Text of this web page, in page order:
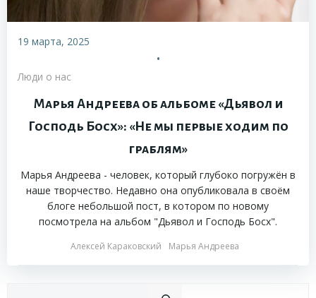
19 марта, 2025
•
Люди о нас
Марья Андреева об альбоме «Дьявол и
Господь Босх»: «Не мы первые ходим по
граблям»
Марья Андреева - человек, который глубоко погружён в
наше творчество. Недавно она опубликовала в своём
блоге небольшой пост, в котором по новому
посмотрела на альбом "Дьявол и Господь Босх".
Алексей Караковский Марья Андреева